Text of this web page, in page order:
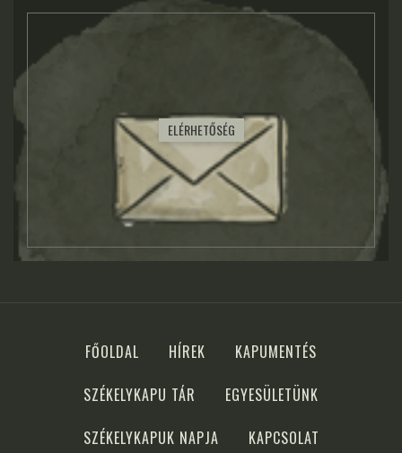
ELÉRHETŐSÉG
FŐOLDAL HÍREK
KAPUMENTÉS
SZÉKELYKAPU TÁR
EGYESÜLETÜNK
SZÉKELYKAPUK NAPJA
KAPCSOLAT